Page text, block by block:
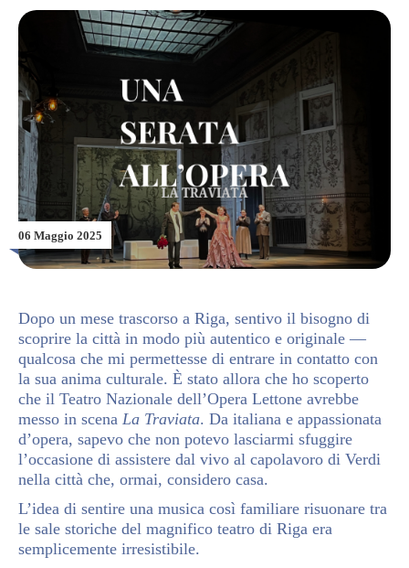
06 Maggio 2025
Dopo un mese trascorso a Riga, sentivo il bisogno di
scoprire la città in modo più autentico e originale —
qualcosa che mi permettesse di entrare in contatto con
la sua anima culturale. È stato allora che ho scoperto
che il Teatro Nazionale dell’Opera Lettone avrebbe
messo in scena La Traviata. Da italiana e appassionata
d’opera, sapevo che non potevo lasciarmi sfuggire
l’occasione di assistere dal vivo al capolavoro di Verdi
nella città che, ormai, considero casa.
L’idea di sentire una musica così familiare risuonare tra
le sale storiche del magnifico teatro di Riga era
semplicemente irresistibile.